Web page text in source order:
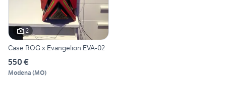
2
Case ROG x Evangelion EVA-02
550 €
Modena (MO)